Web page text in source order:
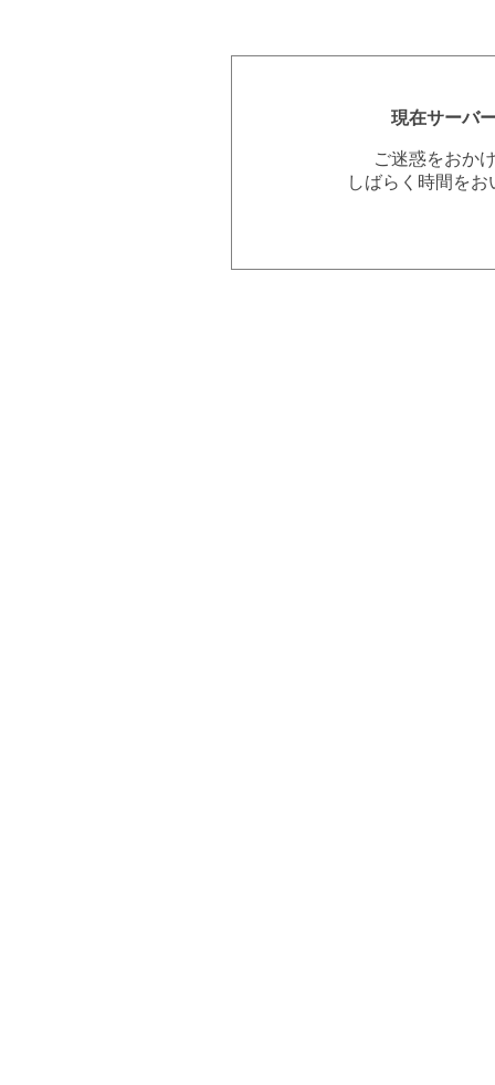
現在サーバ
ご迷惑をおか
しばらく時間を